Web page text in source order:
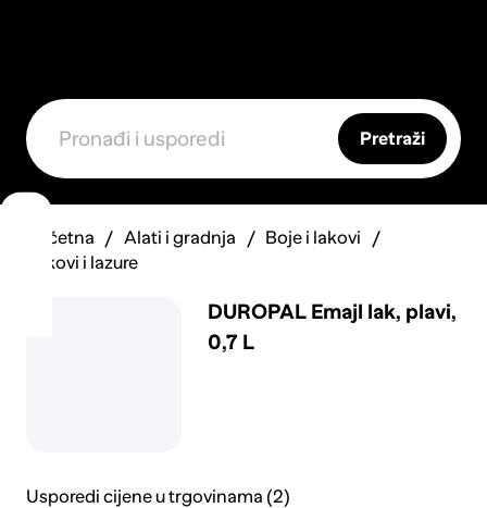
Pretraži
Početna Alati i gradnja
Boje i lakovi
Lakovi i lazure
DUROPAL Emajl lak, plavi,
0,7 L
Usporedi cijene u trgovinama (2)